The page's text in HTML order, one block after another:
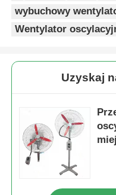
wybuchowy
Wentylator
Uzyskaj